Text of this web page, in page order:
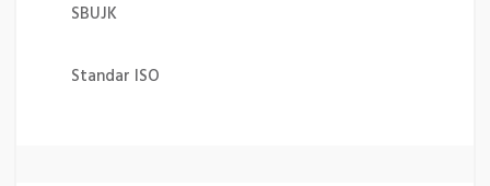
SBUJK
Standar ISO